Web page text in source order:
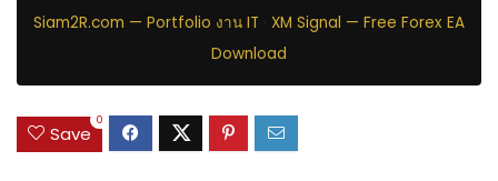
Siam2R.com — Portfolio งาน IT · XM Signal — Free Forex EA
Download
Save
0